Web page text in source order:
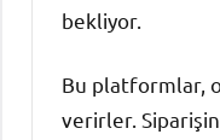
bekliyor.
Bu platformlar,
verirler.